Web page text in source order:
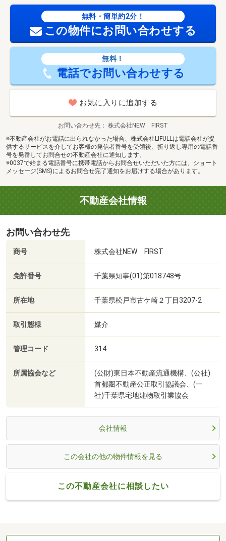
無料・簡単約2分！
この物件にお問い合わせする
無料！
電話でお問い合わせする
お気に入りに追加する
お問い合わせ先
株式会社NEW FIRST
※不動産会社がお電話に出られなかった場合、株式会社LIFULLは電話会社が提
供するサービスを介してお客様の発信者番号を受領後、折り返し専用の電話番
号を発番してお問合せの不動産会社に通知します。
※0037で始まる電話番号に携帯電話からお問合せいただいた方には、ショート
メッセージ(SMS)によるお問合せ完了通知をお届けする場合があります。
不動産会社情報
お問い合わせ先
商号 株式会社NEW FIRST
免許番号 千葉県知事(01)第018748号
所在地 千葉県松戸市古ケ崎２丁目3207-2
取引態様 媒介
管理コード 314
所属協会など
(公財)東日本不動産流通機構、(公社)
首都圏不動産公正取引協議会、(一
社)千葉県宅地建物取引業協会
会社情報
この会社の他の物件情報を見る
この不動産会社に相談したい